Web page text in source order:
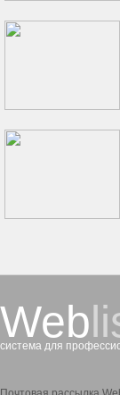
Web
система для